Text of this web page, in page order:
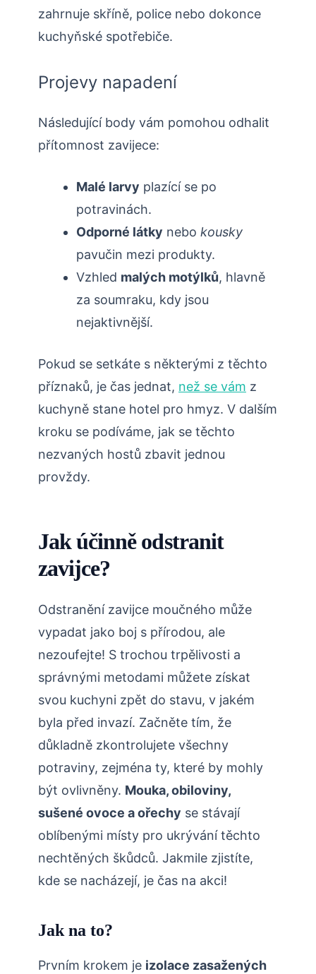
zahrnuje skříně, police nebo dokonce
kuchyňské spotřebiče.
Projevy napadení
Následující body vám pomohou odhalit
přítomnost zavijece:
Malé larvy plazící se po
potravinách.
Odporné látky nebo kousky
pavučin mezi produkty.
Vzhled malých motýlků, hlavně
za soumraku, kdy jsou
nejaktivnější.
Pokud se setkáte s některými z těchto
příznaků, je čas jednat, než se vám z
kuchyně stane hotel pro hmyz. V dalším
kroku se podíváme, jak se těchto
nezvaných hostů zbavit jednou
provždy.
Jak účinně odstranit
zavijce?
Odstranění zavijce moučného může
vypadat jako boj s přírodou, ale
nezoufejte! S trochou trpělivosti a
správnými metodami můžete získat
svou kuchyni zpět do stavu, v jakém
byla před invazí. Začněte tím, že
důkladně zkontrolujete všechny
potraviny, zejména ty, které by mohly
být ovlivněny. Mouka, obiloviny,
sušené ovoce a ořechy se stávají
oblíbenými místy pro ukrývání těchto
nechtěných škůdců. Jakmile zjistíte,
kde se nacházejí, je čas na akci!
Jak na to?
Prvním krokem je izolace zasažených